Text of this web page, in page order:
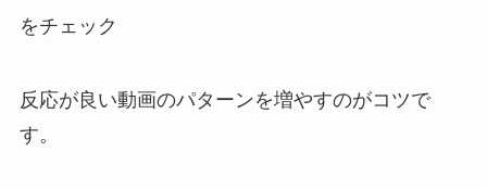
をチェック
反応が良い動画のパターンを増やすのがコツで
す。